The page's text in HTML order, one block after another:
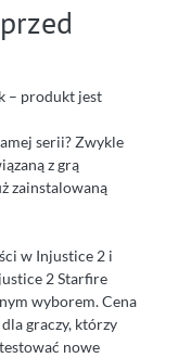
– produkt jest
serii? Zwykle
z grą
zainstalowaną
w Injustice 2 i
2 Starfire
wyborem. Cena
graczy, którzy
nowe